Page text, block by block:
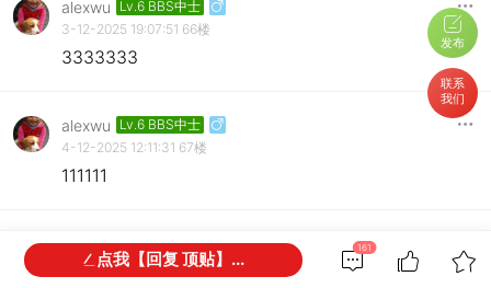
发布
联系
我们
alexwu
Lv.6 BBS中士
3-12-2025 19:07:51 66楼
3333333
alexwu
Lv.6 BBS中士
4-12-2025 12:11:31 67楼
111111
alexwu Lv.6 BBS中士
5-12-2025 14:18:43 68楼
161
点我【回复 顶贴】...